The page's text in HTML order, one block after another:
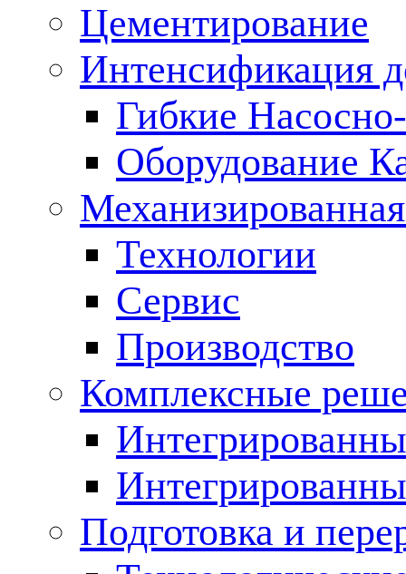
Цементирование
Интенсификация
Гибкие
Оборудование
Технологии
Сервис
Производство
Комплексные
Подготовка и